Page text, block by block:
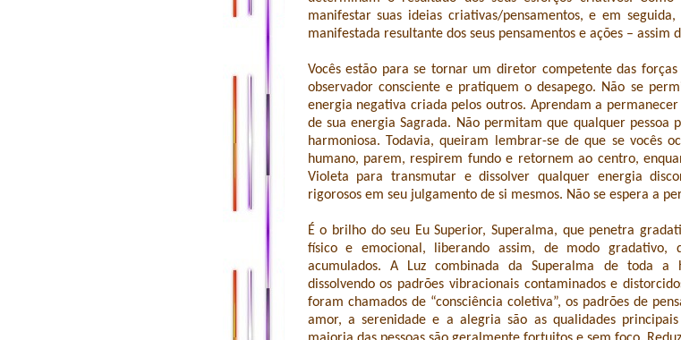
manifestar suas ideias criativas/pensamentos, e em
manifestada resultante dos seus pensamentos e ações – assim
Vocês estão para se tornar um diretor competente das
observador consciente e pratiquem o desapego. Não se
energia negativa criada pelos outros. Aprendam a
de sua energia Sagrada. Não permitam que qualquer pessoa
harmoniosa. Todavia, queiram lembrar-se de que se vocês
humano, parem, respirem fundo e retornem ao centro,
Violeta para transmutar e dissolver qualquer energia
rigorosos em seu julgamento de si mesmos. Não se espera a
É o brilho do seu Eu Superior, Superalma, que penetra
físico e emocional, liberando assim, de modo gradativo,
acumulados. A Luz combinada da Superalma de toda a
dissolvendo os padrões vibracionais contaminados e
foram chamados de “consciência coletiva”, os padrões de
amor, a serenidade e a alegria são as qualidades